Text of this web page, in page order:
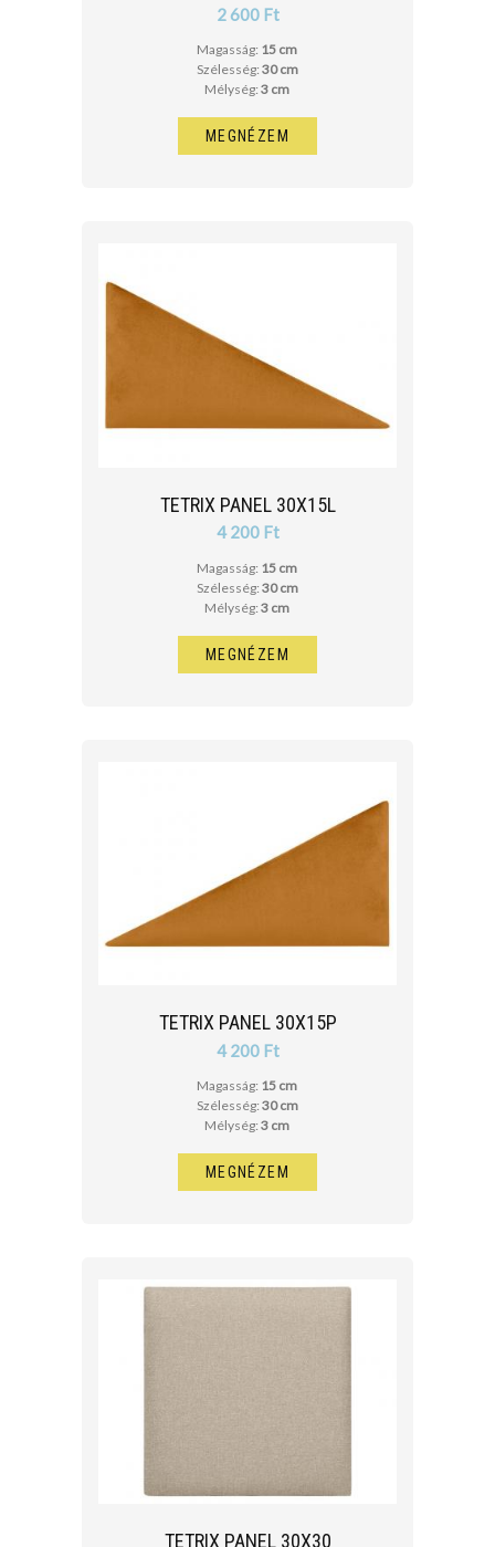
2 600 Ft
Magasság: 15 cm
Szélesség: 30 cm
Mélység:3 cm
MEGNÉZEM
TETRIX PANEL 30X15L
4 200 Ft
Magasság: 15 cm
Szélesség: 30 cm
Mélység:3 cm
MEGNÉZEM
TETRIX PANEL 30X15P
4 200 Ft
Magasság: 15 cm
Szélesség: 30 cm
Mélység:3 cm
MEGNÉZEM
TETRIX PANEL 30X30